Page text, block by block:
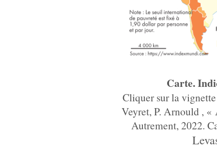
Carte.
Cliquer sur la
Veyret, P. Arnould ,
Autrement, 2022.